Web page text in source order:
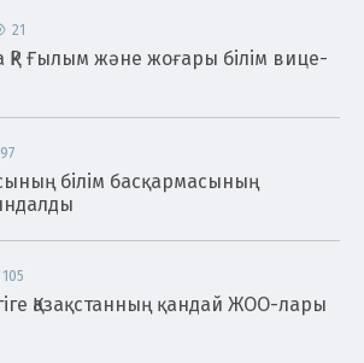
21
Ғылым және жоғары білім вице-
97
білім басқармасының
105
Қазақстанның қандай ЖОО-лары